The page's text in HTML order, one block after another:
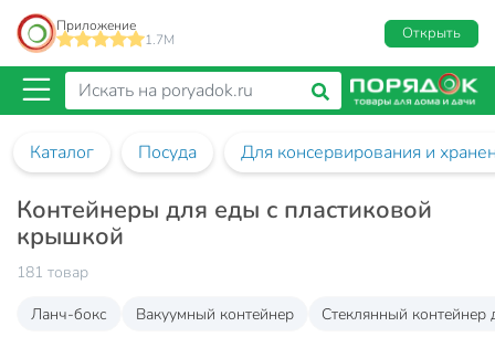
Приложение
1.7M
Открыть
Каталог Посуда Для консервирования и
Контейнеры для еды с пластиковой
крышкой
181 товар
Ланч-бокс
Вакуумный контейнер Стеклянный контейнер